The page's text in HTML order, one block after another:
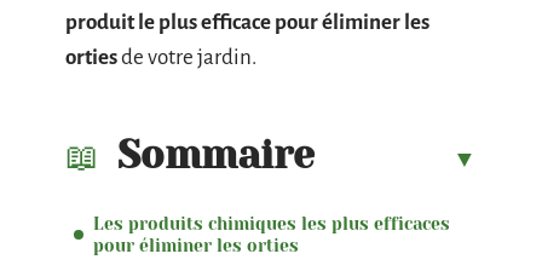
produit le plus efficace pour éliminer les
ortiesde votre jardin.
Sommaire
Les produits chimiques les plus efficaces
pour éliminer les orties